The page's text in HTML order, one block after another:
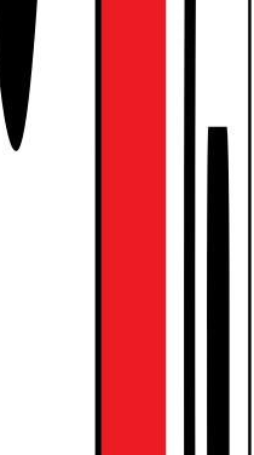
det enkelt för dig att
hitta det perfekta
Oavsett om du letar efter
eller flexibla lösningar, har
bredband
24 månader